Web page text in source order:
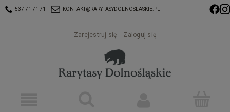
537 71 71 71 KONTAKT@RARYTASYDOLNOSLASKIE.PL
Zarejestruj się Zaloguj się